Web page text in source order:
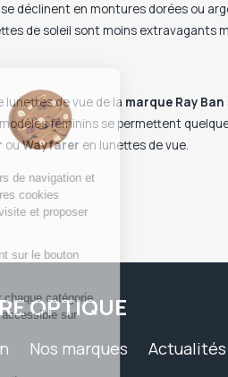
se déclinent en montures dorées ou
de soleil sont moins extravagants
lunettes de vue de la marque Ray Ban
féminins se permettent
ouWayfarer en lunettes de vue.
OPTIQUE
Nos marques Actualités